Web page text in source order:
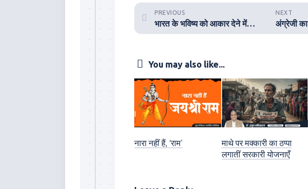
NEXT
PREVIOUS
भारत के भविष्य को आकार देने में युवाओं की भूमिका को कम नहीं आँका जा सकता
You may also like...
नारा नहीं हैं, ‘राम’
माथे पर मक्कारी का ठप्पा
लगातीं सरकारी योजनाएँ